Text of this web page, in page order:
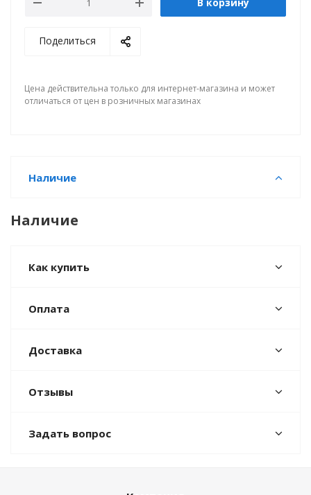
Поделиться
Цена действительна только для интернет-магазина и может
отличаться от цен в розничных магазинах
Наличие
Наличие
Как купить
Оплата
Доставка
Отзывы
Задать вопрос